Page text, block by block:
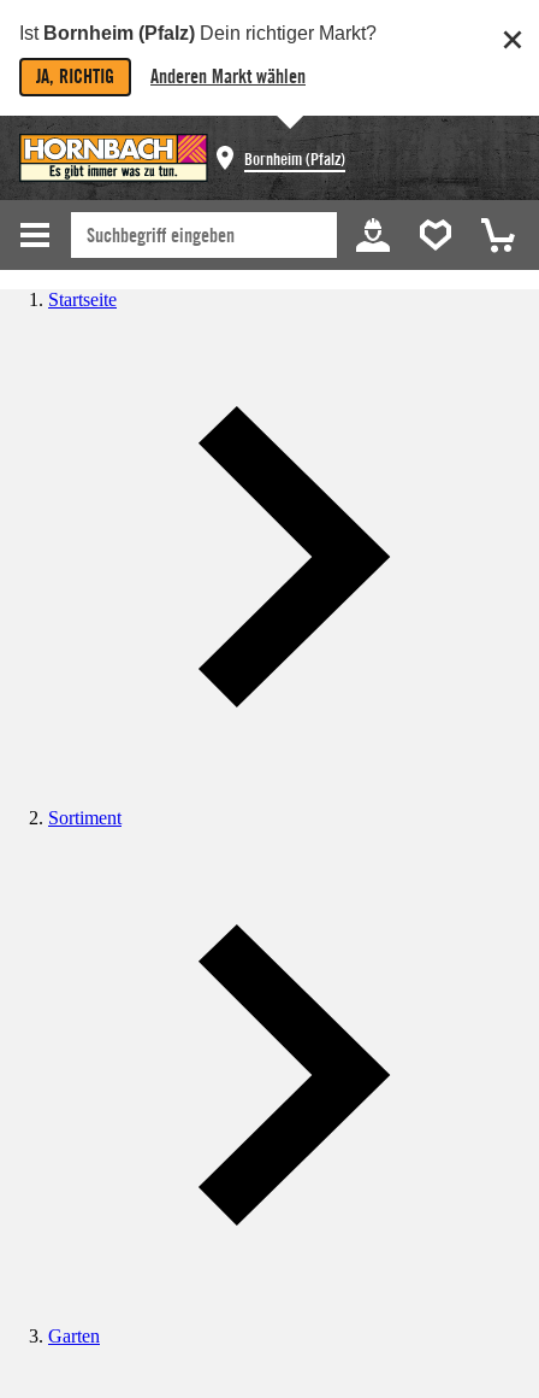
Ist Bornheim (Pfalz) Dein richtiger Markt?
JA, RICHTIG Anderen Markt wählen
Bornheim (Pfalz)
Startseite
Sortiment
Garten